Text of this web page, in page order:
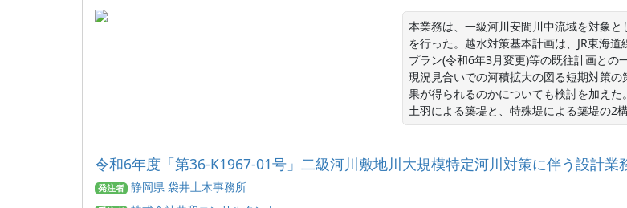
本業務は、一級河川安間川中流域を対象
を行った。越水対策基本計画は、JR東海
プラン(令和6年3月変更)等の既往計画と
現況見合いでの河積拡大の図る短期対策
果が得られるのかについても検討を加え
土羽による築堤と、特殊堤による築堤の2
令和6年度「第36-K1967-01号」二級河川敷地川大規模特定河川対策に伴う設計業
発注者 静岡県 袋井土木事務所